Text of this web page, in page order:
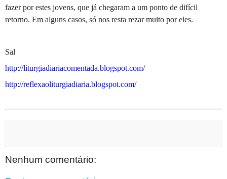
fazer por estes jovens, que já chegaram a um ponto de difícil
retorno. Em alguns casos, só nos resta rezar muito por eles.
Sal
http://liturgiadiariacomentada.blogspot.com/
http://reflexaoliturgiadiaria.blogspot.com/
Nenhum comentário: